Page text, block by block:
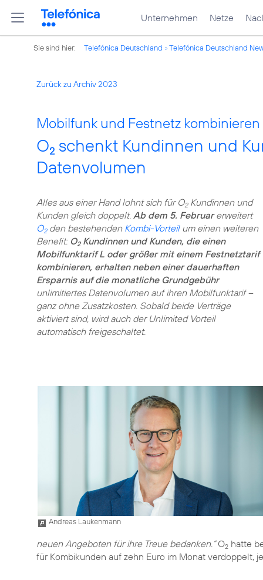
Unternehmen Netze
Sie sind hier: Telefónica Deutschland Telefónica Deutschland
Zurück zu Archiv 2023
Mobilfunk und Festnetz
O2 schenkt Kundinnen und
Datenvolumen
Alles aus einer Hand lohnt sich für O2Kundinnen und
Kunden gleich doppelt. Ab dem 5. Februarerweitert
O2den bestehenden Kombi-Vorteilum einen weiteren
Benefit: O2Kundinnen und Kunden, die einen
Mobilfunktarif L oder größer mit einem Festnetztarif
kombinieren, erhalten neben einer dauerhaften
Ersparnis auf die monatliche Grundgebühr
unlimitiertes Datenvolumen auf ihren Mobilfunktarif –
ganz ohne Zusatzkosten. Sobald beide Verträge
aktiviert sind, wird auch der Unlimited Vorteil
automatisch freigeschaltet.
Andreas Laukenmann
neuen Angeboten für ihre Treue bedanken.“O2 hatte
für Kombikunden auf zehn Euro im Monat verdoppelt,